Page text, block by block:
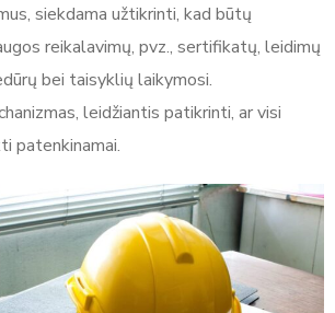
siekdama užtikrinti, kad būtų
reikalavimų, pvz., sertifikatų, leidimų
bei taisyklių laikymosi.
leidžiantis patikrinti, ar visi
patenkinamai.